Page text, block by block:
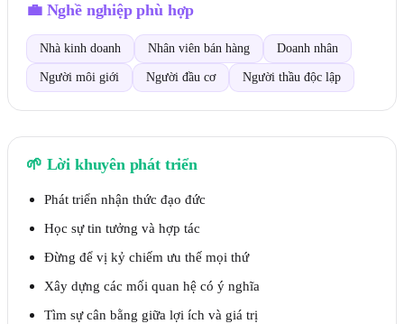
💼 Nghề nghiệp phù hợp
Nhà kinh doanh Nhân viên bán hàng Doanh nhân
Người môi giới Người đầu cơ Người thầu độc lập
🌱 Lời khuyên phát triển
Phát triển nhận thức đạo đức
Học sự tin tưởng và hợp tác
Đừng để vị kỷ chiếm ưu thế mọi thứ
Xây dựng các mối quan hệ có ý nghĩa
Tìm sự cân bằng giữa lợi ích và giá trị